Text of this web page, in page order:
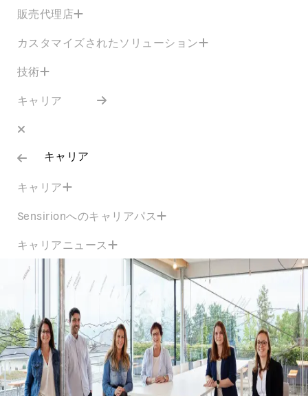
販売代理店
カスタマイズされたソリューション
技術
キャリア
キャリア
キャリア
Sensirionへのキャリアパス
キャリアニュース